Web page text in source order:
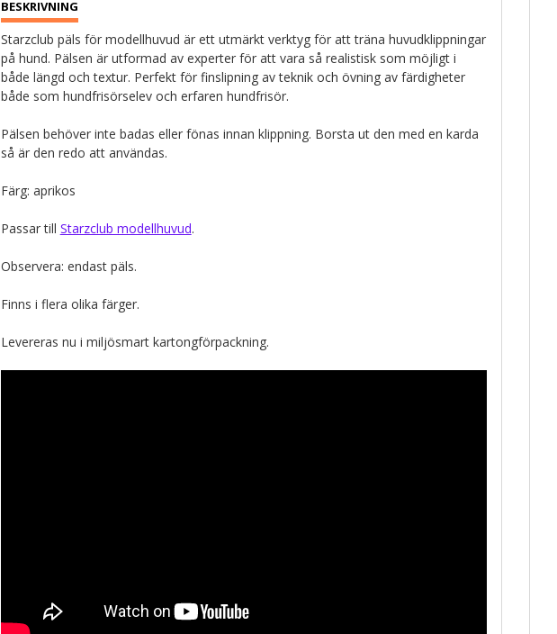
Starzclub päls för modellhuvud är ett utmärkt verktyg för att träna huvudklippningar
på hund. Pälsen är utformad av experter för att vara så realistisk som möjligt i
både längd och textur. Perfekt för finslipning av teknik och övning av färdigheter
både som hundfrisörselev och erfaren hundfrisör.
Pälsen behöver inte badas eller fönas innan klippning. Borsta ut den med en karda
så är den redo att användas.
Färg: aprikos
Passar till Starzclub modellhuvud.
Observera: endast päls.
Finns i flera olika färger.
Levereras nu i miljösmart kartongförpackning.